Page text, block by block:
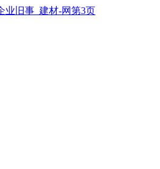
业旧事_建材-网第3页